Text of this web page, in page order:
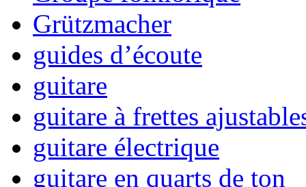
Grützmacher
guides d’écoute
guitare
guitare à frettes
guitare électrique
guitare en quarts de ton